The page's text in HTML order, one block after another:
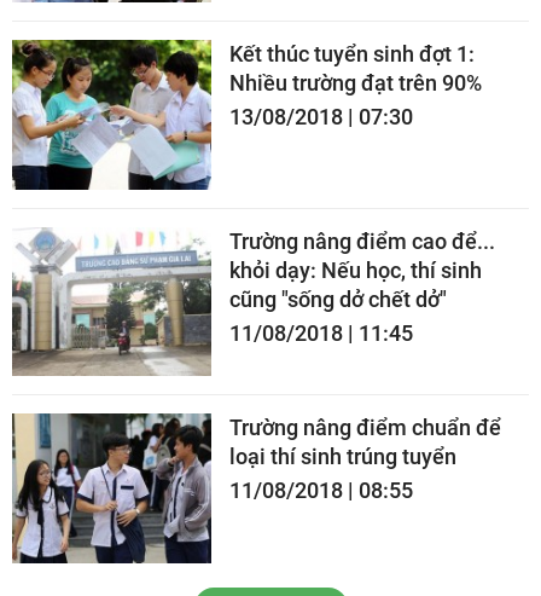
Kết thúc tuyển sinh đợt 1:
Nhiều trường đạt trên 90%
13/08/2018 | 07:30
Trường nâng điểm cao để...
khỏi dạy: Nếu học, thí sinh
cũng "sống dở chết dở"
11/08/2018 | 11:45
Trường nâng điểm chuẩn để
loại thí sinh trúng tuyển
11/08/2018 | 08:55